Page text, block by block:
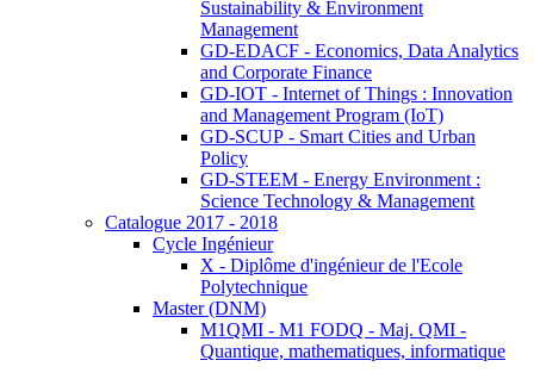
Sustainability & Environment
Management
GD-EDACF - Economics, Data Analytics
and Corporate Finance
GD-IOT - Internet of Things : Innovation
and Management Program (IoT)
GD-SCUP - Smart Cities and Urban
Policy
GD-STEEM - Energy Environment :
Science Technology & Management
Catalogue 2017 - 2018
Cycle Ingénieur
X - Diplôme d'ingénieur de l'Ecole
Polytechnique
Master (DNM)
M1QMI - M1 FODQ - Maj. QMI -
Quantique, mathematiques, informatique